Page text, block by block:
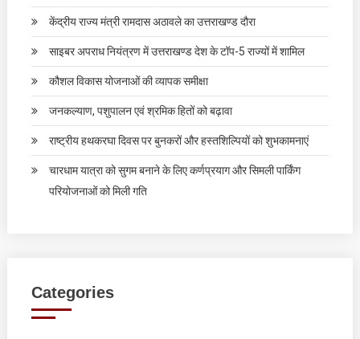
केंद्रीय राज्य मंत्री रामदास अठावले का उत्तराखण्ड दौरा
साइबर अपराध नियंत्रण में उत्तराखण्ड देश के टॉप-5 राज्यों में शामिल
कौशल विकास योजनाओं की व्यापक समीक्षा
जनकल्याण, पशुपालन एवं श्रमिक हितों को बढ़ावा
राष्ट्रीय हथकरघा दिवस पर बुनकरों और हस्तशिल्पियों को शुभकामनाएं
चारधाम यात्रा को सुगम बनाने के लिए कर्णप्रयाग और सिमली पार्किंग
परियोजनाओं को मिली गति
Categories